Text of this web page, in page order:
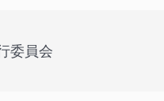
委員会